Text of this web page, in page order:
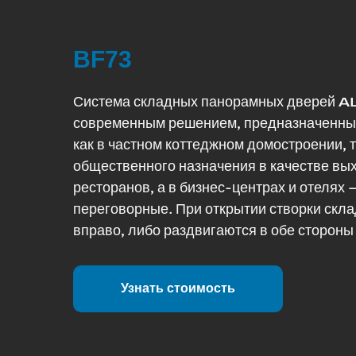
BF73
Система складных панорамных дверей
современным решением,
как в частном коттеджном домостроении,
общественного назначения в качестве
ресторанов, а в бизнес-центрах и
переговорные. При открытии створки
вправо, либо раздвигаются в обе
Узнать стоимость